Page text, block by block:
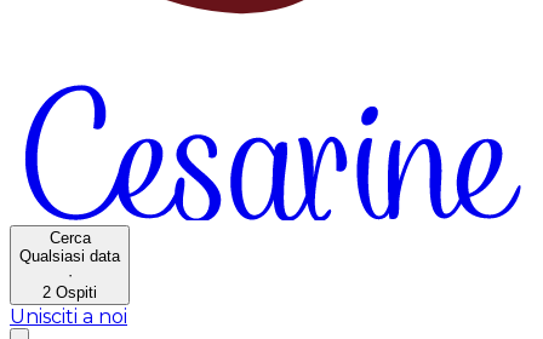
Cerca
Qualsiasi data
·
2 Ospiti
Unisciti a noi